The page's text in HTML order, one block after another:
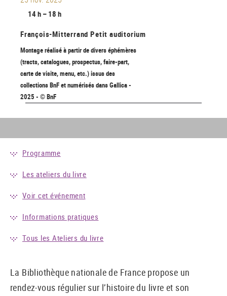
14 h – 18 h
François-Mitterrand Petit auditorium
Montage réalisé à partir de divers éphémères
(tracts, catalogues, prospectus, faire-part,
carte de visite, menu, etc.) issus des
collections BnF et numérisés dans Gallica -
2025 - © BnF
Programme
Les ateliers du livre
Voir cet événement
Informations pratiques
Tous les Ateliers du livre
La Bibliothèque nationale de France propose un
rendez-vous régulier sur l’histoire du livre et son